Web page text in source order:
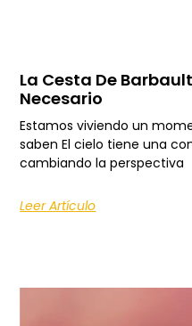
La Cesta De
Necesario
Estamos viviendo un
saben El cielo tiene una
cambiando la perspectiva
Leer Artículo